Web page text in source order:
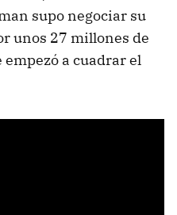
supo negociar su
unos 27 millones de
empezó a cuadrar el